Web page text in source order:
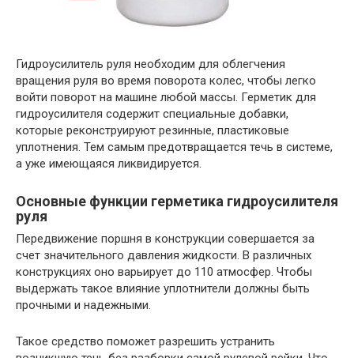
Гидроусилитель руля необходим для облегчения
вращения руля во время поворота колес, чтобы легко
войти поворот на машине любой массы. Герметик для
гидроусилителя содержит специальные добавки,
которые реконструируют резинные, пластиковые
уплотнения. Тем самым предотвращается течь в системе,
а уже имеющаяся ликвидируется.
Основные функции герметика гидроусилителя
руля
Передвижение поршня в конструкции совершается за
счет значительного давления жидкости. В различных
конструкциях оно варьирует до 110 атмосфер. Чтобы
выдержать такое влияние уплотнители должны быть
прочными и надежными.
Такое средство поможет разрешить устранить